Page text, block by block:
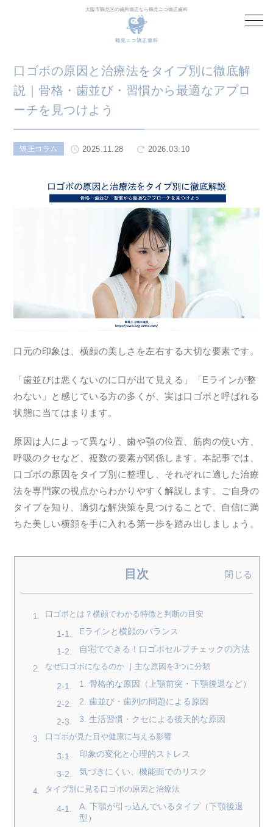
大阪市鶴見区の歯列矯正なら鶴見ニコ矯正歯科
口ゴボの原因と治療法をタイプ別に徹底解
説｜骨格・歯並び・習慣から最適なアプロ
ーチを見つけよう
矯正コラム 2025.11.28 2026.03.10
口元の印象は、横顔の美しさを左右する大切な要素です。
「歯並びは悪くないのに口が出て見える」「Eラインが整
わない」と感じている方の多くが、実は口ゴボと呼ばれる
状態に当てはまります。
原因は人によって異なり、歯や顎の位置、筋肉の使い方、
呼吸のクセなど、複数の要素が関係します。本記事では、
口ゴボの原因をタイプ別に整理し、それぞれに適した治療
法を専門家の視点からわかりやすく解説します。ご自身の
タイプを知り、適切な解決策を見つけることで、自信に満
ちた美しい横顔を手に入れる第一歩を踏み出しましょう。
目次 閉じる
口ゴボとは？横顔でわかる特徴と判断の目安
Eラインと横顔のバランス
自宅でできる！口ゴボセルフチェックの方法
なぜ口ゴボになるのか ｜主な原因を3つに分類
1. 骨格的な原因（上顎前突・下顎後退など）
2. 歯並び・歯列の問題による原因
3. 生活習慣・クセによる後天的な原因
口ゴボが見た目や健康に与える影響
印象の変化と心理的ストレス
気づきにくい、機能面でのリスク
タイプ別に見る口ゴボの原因と治療法
A. 下顎が引っ込んでいるタイプ（下顎後退
型）